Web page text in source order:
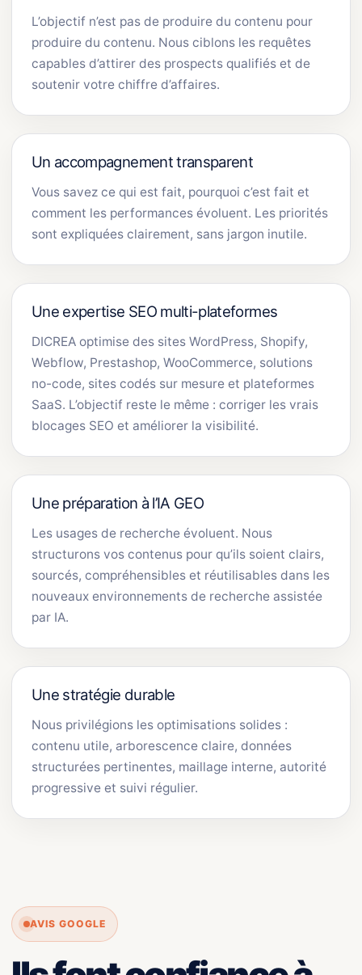
L’objectif n’est pas de produire du contenu pour
produire du contenu. Nous ciblons les requêtes
capables d’attirer des prospects qualifiés et de
soutenir votre chiffre d’affaires.
Un accompagnement transparent
Vous savez ce qui est fait, pourquoi c’est fait et
comment les performances évoluent. Les priorités
sont expliquées clairement, sans jargon inutile.
Une expertise SEO multi-plateformes
DICREA optimise des sites WordPress, Shopify,
Webflow, Prestashop, WooCommerce, solutions
no-code, sites codés sur mesure et plateformes
SaaS. L’objectif reste le même : corriger les vrais
blocages SEO et améliorer la visibilité.
Une préparation à l’IA GEO
Les usages de recherche évoluent. Nous
structurons vos contenus pour qu’ils soient clairs,
sourcés, compréhensibles et réutilisables dans les
nouveaux environnements de recherche assistée
par IA.
Une stratégie durable
Nous privilégions les optimisations solides :
contenu utile, arborescence claire, données
structurées pertinentes, maillage interne, autorité
progressive et suivi régulier.
AVIS GOOGLE